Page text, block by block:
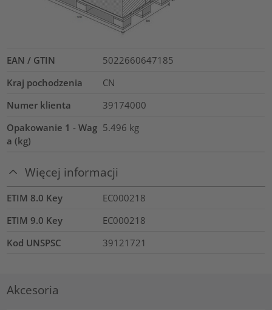
EAN / GTIN
5022660647185
Kraj pochodzenia
CN
Numer klienta
39174000
Opakowanie 1 - Wag
a (kg)
5.496 kg
Więcej informacji
ETIM 8.0 Key
EC000218
ETIM 9.0 Key
EC000218
Kod UNSPSC
39121721
Akcesoria